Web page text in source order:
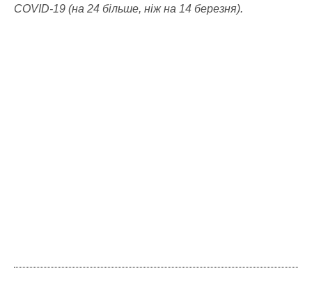
COVID-19 (на 24 більше, ніж на 14 березня).